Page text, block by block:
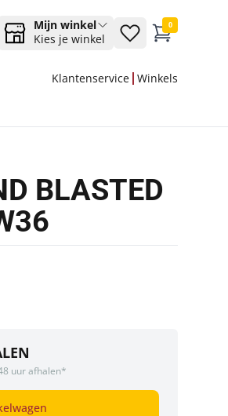
Mijn winkel
Kies je winkel
0
Klantenservice Winkels
BLASTED
uur afhalen*